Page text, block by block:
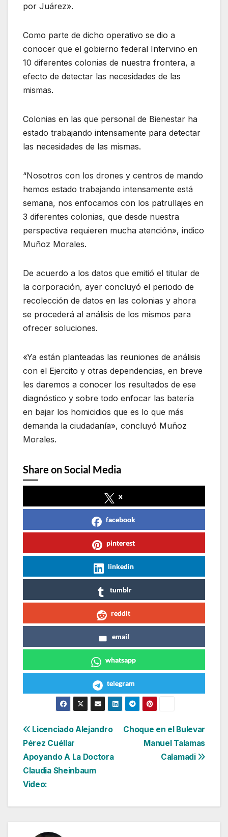
por Juárez».
Como parte de dicho operativo se dio a
conocer que el gobierno federal Intervino en
10 diferentes colonias de nuestra frontera, a
efecto de detectar las necesidades de las
mismas.
Colonias en las que personal de Bienestar ha
estado trabajando intensamente para detectar
las necesidades de las mismas.
“Nosotros con los drones y centros de mando
hemos estado trabajando intensamente está
semana, nos enfocamos con los patrullajes en
3 diferentes colonias, que desde nuestra
perspectiva requieren mucha atención», indico
Muñoz Morales.
De acuerdo a los datos que emitió el titular de
la corporación, ayer concluyó el periodo de
recolección de datos en las colonias y ahora
se procederá al análisis de los mismos para
ofrecer soluciones.
«Ya están planteadas las reuniones de análisis
con el Ejercito y otras dependencias, en breve
les daremos a conocer los resultados de ese
diagnóstico y sobre todo enfocar las batería
en bajar los homicidios que es lo que más
demanda la ciudadanía», concluyó Muñoz
Morales.
Share on Social Media
x
facebook
pinterest
linkedin
tumblr
reddit
email
whatsapp
telegram
Navegación
de
entradas
Choque en el Bulevar
Manuel Talamas
Calamadi
Licenciado Alejandro
Pérez Cuéllar
Apoyando A La Doctora
Claudia Sheinbaum
Video: